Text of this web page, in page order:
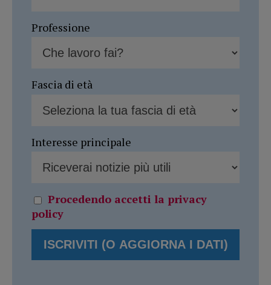
Professione
Fascia di età
Interesse principale
Procedendo accetti la privacy
policy